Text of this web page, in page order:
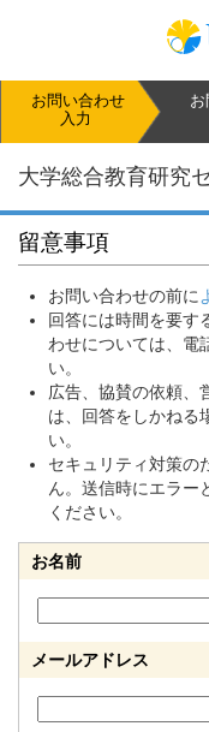
お問い合わせ
入力
大学総合教育研究
留意事項
お問い合わせの前に
回答には時間を要す
わせについては、電
い。
広告、協賛の依頼、
は、回答をしかねる
い。
セキュリティ対策の
ん。送信時にエラー
ください。
お名前
メールアドレス